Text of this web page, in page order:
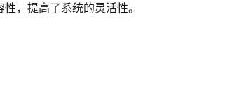
，提高了系统的灵活性。